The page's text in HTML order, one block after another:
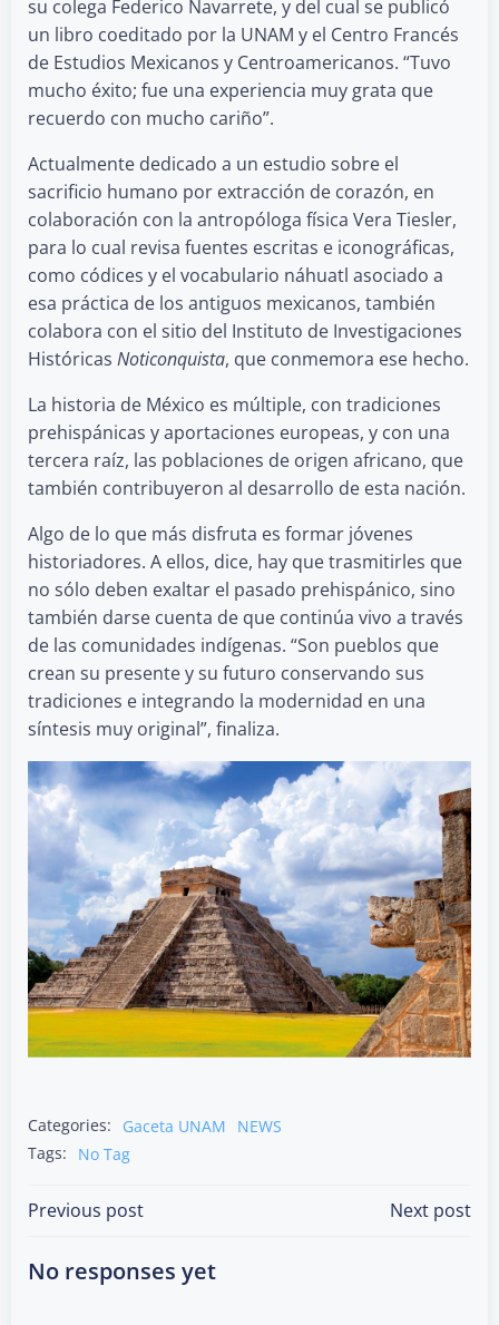
su colega Federico Navarrete, y del cual se publicó
un libro coeditado por la UNAM y el Centro Francés
de Estudios Mexicanos y Centroamericanos. “Tuvo
mucho éxito; fue una experiencia muy grata que
recuerdo con mucho cariño”.
Actualmente dedicado a un estudio sobre el
sacrificio humano por extracción de corazón, en
colaboración con la antropóloga física Vera Tiesler,
para lo cual revisa fuentes escritas e iconográficas,
como códices y el vocabulario náhuatl asociado a
esa práctica de los antiguos mexicanos, también
colabora con el sitio del Instituto de Investigaciones
Históricas Noticonquista, que conmemora ese hecho.
La historia de México es múltiple, con tradiciones
prehispánicas y aportaciones europeas, y con una
tercera raíz, las poblaciones de origen africano, que
también contribuyeron al desarrollo de esta nación.
Algo de lo que más disfruta es formar jóvenes
historiadores. A ellos, dice, hay que trasmitirles que
no sólo deben exaltar el pasado prehispánico, sino
también darse cuenta de que continúa vivo a través
de las comunidades indígenas. “Son pueblos que
crean su presente y su futuro conservando sus
tradiciones e integrando la modernidad en una
síntesis muy original”, finaliza.
Categories: Gaceta UNAM
NEWS
Tags:
No Tag
Post
navigation
Previous post Next post
No responses yet